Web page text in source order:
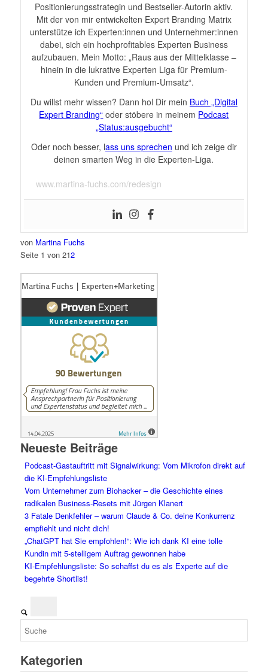
Positionierungsstrategin und Bestseller-Autorin aktiv.
Mit der von mir entwickelten Expert Branding Matrix
unterstütze ich Experten:innen und Unternehmer:innen
dabei, sich ein hochprofitables Experten Business
aufzubauen. Mein Motto: „Raus aus der Mittelklasse –
hinein in die lukrative Experten Liga für Premium-
Kunden und Premium-Umsatz“.
Du willst mehr wissen? Dann hol Dir mein Buch „Digital
Expert Branding“ oder stöbere in meinem Podcast
„Status:ausgebucht“
Oder noch besser, lass uns sprechen und ich zeige dir
deinen smarten Weg in die Experten-Liga.
www.martina-fuchs.com/redesign
von Martina Fuchs
Seite 1 von 212
Neueste Beiträge
Podcast-Gastauftritt mit Signalwirkung: Vom Mikrofon direkt auf
die KI-Empfehlungsliste
Vom Unternehmer zum Biohacker – die Geschichte eines
radikalen Business-Resets mit Jürgen Klanert
3 Fatale Denkfehler – warum Claude & Co. deine Konkurrenz
empfiehlt und nicht dich!
„ChatGPT hat Sie empfohlen!“: Wie ich dank KI eine tolle
Kundin mit 5-stelligem Auftrag gewonnen habe
KI-Empfehlungsliste: So schaffst du es als Experte auf die
begehrte Shortlist!
Kategorien